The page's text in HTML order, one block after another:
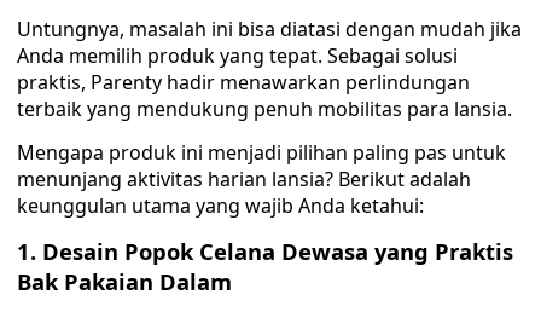
Untungnya, masalah ini bisa diatasi dengan mudah jika
Anda memilih produk yang tepat. Sebagai solusi
praktis, Parenty hadir menawarkan perlindungan
terbaik yang mendukung penuh mobilitas para lansia.
Mengapa produk ini menjadi pilihan paling pas untuk
menunjang aktivitas harian lansia? Berikut adalah
keunggulan utama yang wajib Anda ketahui:
1. Desain Popok Celana Dewasa yang Praktis
Bak Pakaian Dalam